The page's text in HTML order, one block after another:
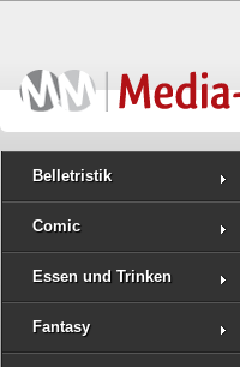
Belletristik
Comic
Essen und Trinken
Fantasy